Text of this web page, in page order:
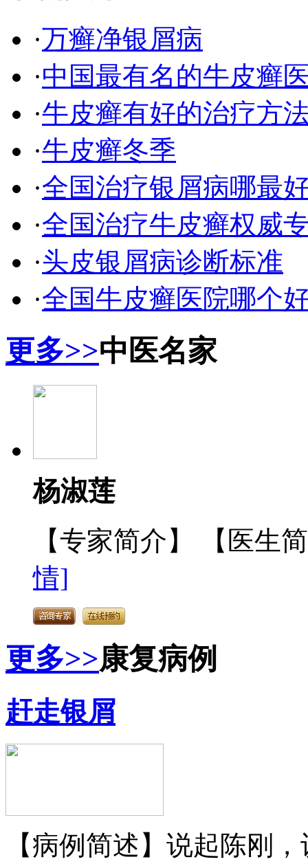
·万癣净银屑病
·中国最有名的牛皮癣
·牛皮癣有好的治疗方
·牛皮癣冬季
·全国治疗银屑病哪最
·全国治疗牛皮癣权威
·头皮银屑病诊断标准
·全国牛皮癣医院哪个
更多>>中医名家
杨淑莲
【专家简介】 【医生
情]
更多>>康复病例
赶走银屑
【病例简述】说起陈刚